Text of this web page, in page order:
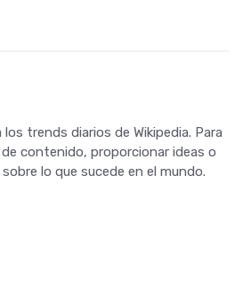
los trends diarios de Wikipedia. Para
contenido, proporcionar ideas o
lo que sucede en el mundo.